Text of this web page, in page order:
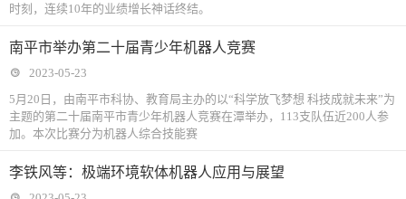
时刻，连续10年的业绩增长神话终结。
南平市举办第二十届青少年机器人竞赛
2023-05-23
5月20日，由南平市科协、教育局主办的以“科学放飞梦想 科技成就未来”为
主题的第二十届南平市青少年机器人竞赛在潭举办，113支队伍近200人参
加。本次比赛分为机器人综合技能赛
李铁风等：极端环境软体机器人应用与展望